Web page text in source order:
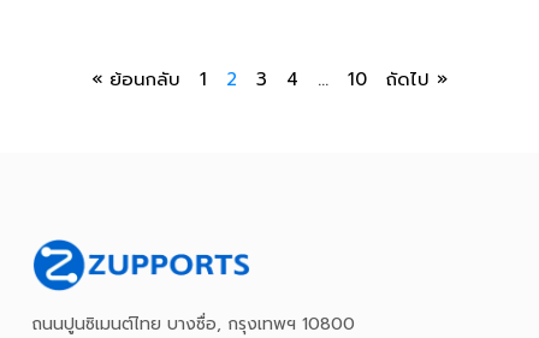
« ย้อนกลับ 1 2 3 4 … 10 ถัดไป »
ถนนปูนซิเมนต์ไทย บางซื่อ, กรุงเทพฯ 10800